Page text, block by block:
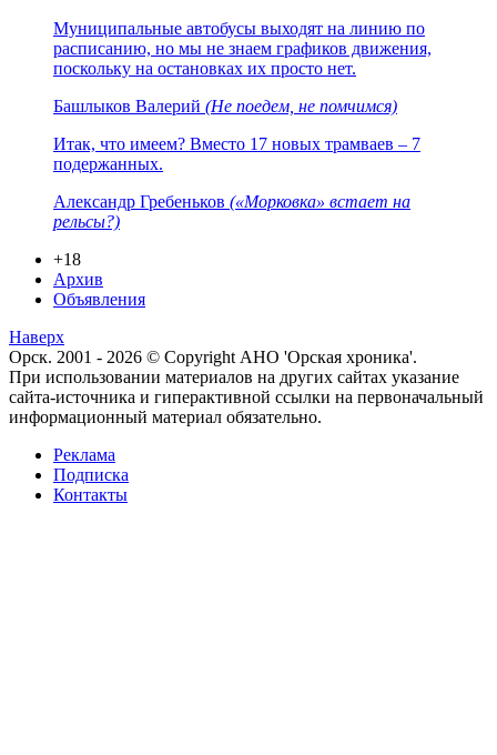
Муниципальные автобусы выходят на линию по
расписанию, но мы не знаем графиков движения,
поскольку на остановках их просто нет.
Башлыков Валерий (Не поедем, не помчимся)
Итак, что имеем? Вместо 17 новых трамваев – 7
подержанных.
Александр Гребеньков («Морковка» встает на
рельсы?)
+18
Архив
Объявления
Наверх
Орск. 2001 - 2026 © Copyright АНО 'Орская хроника'.
При использовании материалов на других сайтах указание
сайта-источника и гиперактивной ссылки на первоначальный
информационный материал обязательно.
Реклама
Подписка
Контакты